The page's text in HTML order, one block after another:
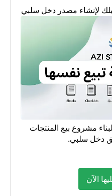
لإنشاء مصدر دخل سلبي
مشروع بيع المنتجات
دخل سلبي.
الآن